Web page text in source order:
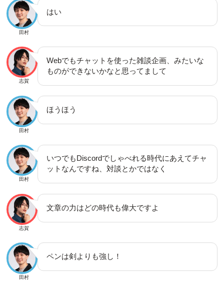
田村
はい
志賀
Webでもチャットを使った雑談企画、みたいな
ものができないかなと思ってまして
田村
ほうほう
田村
いつでもDiscordでしゃべれる時代にあえてチャ
ットなんですね、対談とかではなく
志賀
文章の力はどの時代も偉大ですよ
田村
ペンは剣よりも強し！